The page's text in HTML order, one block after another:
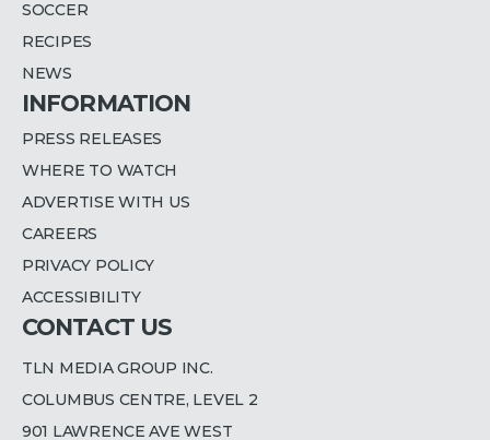
SOCCER
RECIPES
NEWS
INFORMATION
PRESS RELEASES
WHERE TO WATCH
ADVERTISE WITH US
CAREERS
PRIVACY POLICY
ACCESSIBILITY
CONTACT US
TLN MEDIA GROUP INC.
COLUMBUS CENTRE, LEVEL 2
901 LAWRENCE AVE WEST